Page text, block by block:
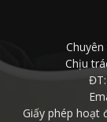
Chịu
Giấy phép hoạt